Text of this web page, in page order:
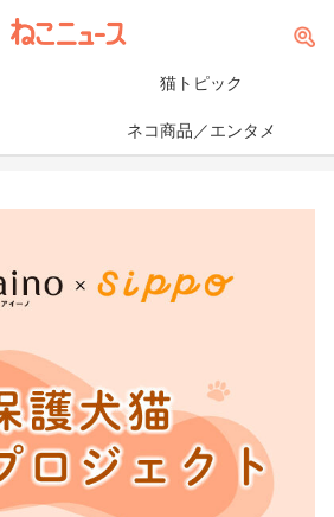
猫トピック
ネコ商品／エンタメ